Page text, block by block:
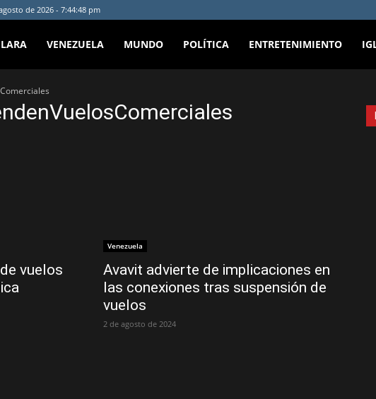
de 2026 - 7:44:48 pm
LARA VENEZUELA MUNDO POLÍTICA ENTRETENIMIENTO
vuelos
Venezuela
Avavit advierte de implicaciones en
las conexiones tras suspensión de
vuelos
2 de agosto de 2024